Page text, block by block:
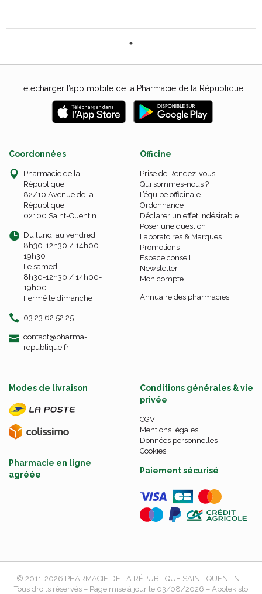
Télécharger l’app mobile de la Pharmacie de la République
Coordonnées
Pharmacie de la
République
82/10 Avenue de la
République
02100 Saint-Quentin
Du lundi au vendredi
8h30-12h30 / 14h00-
19h30
Le samedi
8h30-12h30 / 14h00-
19h00
Fermé le dimanche
03 23 62 52 25
contact-
@-
pharma-
republique.fr
Officine
Prise de Rendez-vous
Qui sommes-nous ?
L’équipe officinale
Ordonnance
Déclarer un effet indésirable
Poser une question
Laboratoires & Marques
Promotions
Espace conseil
Newsletter
Mon compte
Annuaire des pharmacies
Modes de livraison
Pharmacie en ligne
agréée
Conditions générales & vie
privée
CGV
Mentions légales
Données personnelles
Cookies
Paiement sécurisé
© 2011-2026 PHARMACIE DE LA RÉPUBLIQUE SAINT-QUENTIN –
Tous droits réservés – Page mise à jour le 03/08/2026 – Apotekisto